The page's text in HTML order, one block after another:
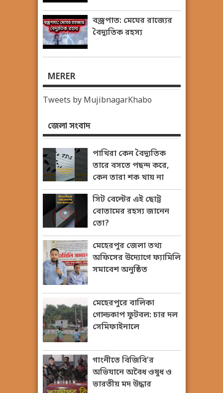
বজ্রপাত: মেঘের রাজ্যের
বৈদ্যুতিক রহস্য
MERER
Tweets by MujibnagarKhabo
জেলা সংবাদ
পাখিরা কেন বৈদ্যুতিক
তারে বসতে পছন্দ করে,
কেন তারা শক খায় না
সিট বেল্টের এই ছোট্ট
বোতামের রহস্য জানেন
তো?
মেহেরপুর জেলা তথ্য
অফিসের উদ্যোগে ফ্যামিলি
সমাবেশ অনুষ্ঠিত
মেহেরপুরে বালিকা
গোল্ডকাপ ফুটবল: চার দল
সেমিফাইনালে
গাংনীতে বিজিবি’র
অভিযানে অবৈধ ওষুধ ও
ভারতীয় মদ উদ্ধার